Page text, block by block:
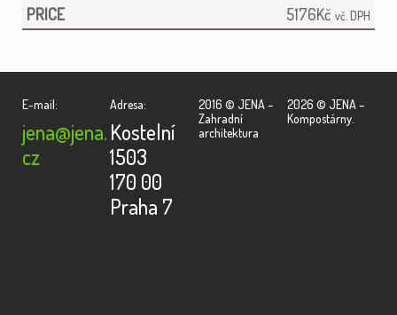
5176Kč vč. DPH
E-mail:
jena@jena.
cz
Adresa:
Kostelní
1503
170 00
Praha 7
2016 © JENA –
Zahradní
architektura
2026 © JENA –
Kompostárny.